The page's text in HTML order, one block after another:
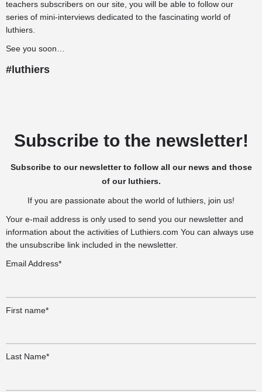
teachers subscribers on our site, you will be able to follow our
series of mini-interviews dedicated to the fascinating world of
luthiers.
See you soon…
#luthiers
Subscribe to the newsletter!
Subscribe to our newsletter to follow all our news and those
of our luthiers.
If you are passionate about the world of luthiers, join us!
Your e-mail address is only used to send you our newsletter and
information about the activities of Luthiers.com You can always use
the unsubscribe link included in the newsletter.
Email Address*
First name*
Last Name*